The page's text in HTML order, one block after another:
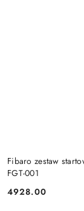
Fibaro zestaw
FGT-001
Cena:
4928.00